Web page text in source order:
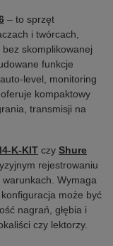
– to sprzęt
i twórcach,
skomplikowanej
funkcje
level, monitoring
kompaktowy
transmisji na
K-KIT czy Shure
rejestrowaniu
Wymaga
może być
nagrań, głębia i
czy lektorzy.